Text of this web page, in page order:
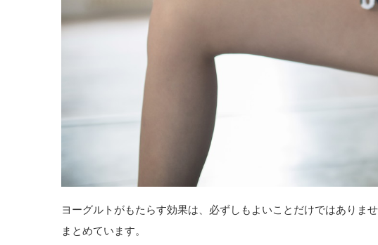
ヨーグルトがもたらす効果は、必ずしもよいことだけではありま
まとめています。